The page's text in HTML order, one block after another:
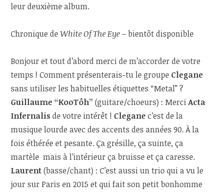
leur deuxième album.
Chronique deWhite Of The Eye– bientôt disponible
Bonjour et tout d’abord merci de m’accorder de votre
temps ! Comment présenterais-tu le groupe Clegane
sans utiliser les habituelles étiquettes “Metal” ?
Guillaume “KooTôh” (guitare/choeurs) : MerciActa
Infernalisde votre intérêt ! Cleganec’est de la
musique lourde avec des accents des années 90. À la
fois éthérée et pesante. Ça grésille, ça suinte, ça
martèle mais à l’intérieur ça bruisse et ça caresse.
Laurent(basse/chant) : C’est aussi un trio qui a vu le
jour sur Paris en 2015 et qui fait son petit bonhomme